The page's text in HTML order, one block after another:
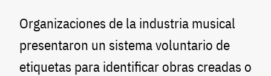
Organizaciones de la industria musical
presentaron un sistema voluntario de
etiquetas para identificar obras creadas o